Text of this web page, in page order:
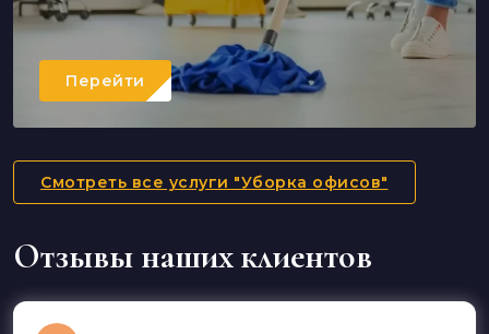
Перейти
Смотреть все услуги "Уборка офисов"
Отзывы наших клиентов